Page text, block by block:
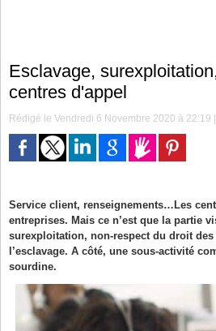
Esclavage,
centres d'appel
Rédigé le Vendredi 6 Novembre 2020 à 22:19
Service client, renseignements…Les
entreprises. Mais ce n’est que la partie
surexploitation, non-respect du droit
l’esclavage. A côté, une sous-activité
sourdine.